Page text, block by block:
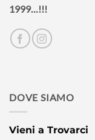
1999…!!!
DOVE SIAMO
Vieni a Trovarci